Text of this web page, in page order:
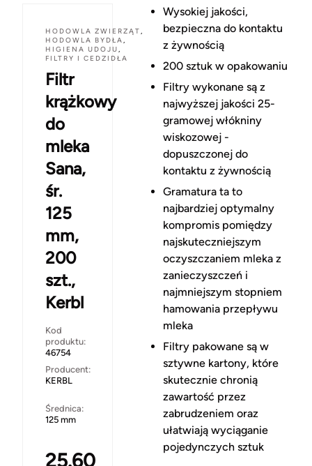
HODOWLA ZWIERZĄT,
HODOWLA BYDŁA,
HIGIENA UDOJU,
FILTRY I CEDZIDŁA
Filtr
krążkowy
do
mleka
Sana,
śr.
125
mm,
200
szt.,
Kerbl
Kod
produktu:
46754
Producent:
KERBL
Średnica:
125 mm
25.60
Wysokiej jakości,
bezpieczna do kontaktu
z żywnością
200 sztuk w opakowaniu
Filtry wykonane są z
najwyższej jakości 25-
gramowej włókniny
wiskozowej -
dopuszczonej do
kontaktu z żywnością
Gramatura ta to
najbardziej optymalny
kompromis pomiędzy
najskuteczniejszym
oczyszczaniem mleka z
zanieczyszczeń i
najmniejszym stopniem
hamowania przepływu
mleka
Filtry pakowane są w
sztywne kartony, które
skutecznie chronią
zawartość przez
zabrudzeniem oraz
ułatwiają wyciąganie
pojedynczych sztuk